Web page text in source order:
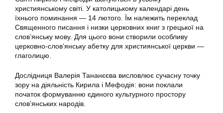
християнському світі. У католицькому календарі день
їхнього поминання — 14 лютого. Їм належить переклад
Священного писання і низки церковних книг з грецької на
слов’янську мову. Для цього вони створили особливу
церковно-слов’янську абетку для християнської церкви —
глаголицю.
Дослідниця Валерія Тананєєва висловлює сучасну точку
зору на діяльність Кирила і Мефодія: вони поклали
початок формуванню єдиного культурного простору
слов’янських народів.